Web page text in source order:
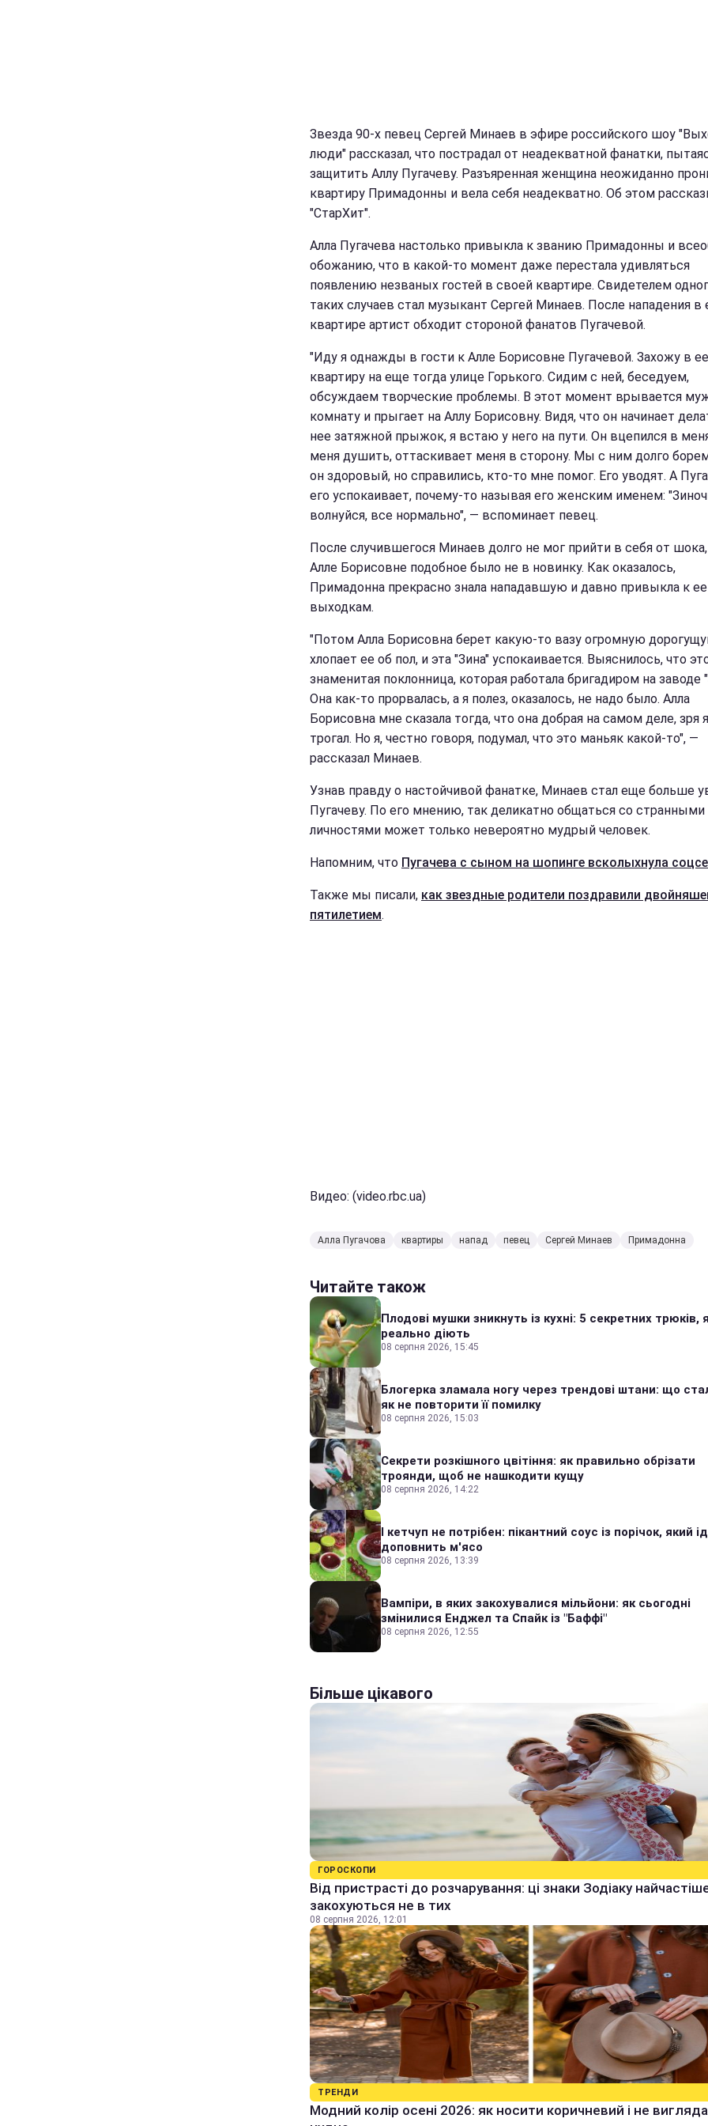
Звезда 90-х певец Сергей Минаев в эфире российского шоу
люди" рассказал, что пострадал от неадекватной фанатки,
защитить Аллу Пугачеву. Разъяренная женщина неожиданно
квартиру Примадонны и вела себя неадекватно. Об этом
"СтарХит".
Алла Пугачева настолько привыкла к званию Примадонны и
обожанию, что в какой-то момент даже перестала удивляться
появлению незваных гостей в своей квартире. Свидетелем
таких случаев стал музыкант Сергей Минаев. После нападения в
квартире артист обходит стороной фанатов Пугачевой.
"Иду я однажды в гости к Алле Борисовне Пугачевой. Захожу в ее
квартиру на еще тогда улице Горького. Сидим с ней, беседуем,
обсуждаем творческие проблемы. В этот момент врывается
комнату и прыгает на Аллу Борисовну. Видя, что он начинает
нее затяжной прыжок, я встаю у него на пути. Он вцепился в
меня душить, оттаскивает меня в сторону. Мы с ним долго
он здоровый, но справились, кто-то мне помог. Его уводят. А
его успокаивает, почему-то называя его женским именем:
волнуйся, все нормально", — вспоминает певец.
После случившегося Минаев долго не мог прийти в себя от
Алле Борисовне подобное было не в новинку. Как оказалось,
Примадонна прекрасно знала нападавшую и давно привыкла к ее
выходкам.
"Потом Алла Борисовна берет какую-то вазу огромную
хлопает ее об пол, и эта "Зина" успокаивается. Выяснилось, что
знаменитая поклонница, которая работала бригадиром на заводе
Она как-то прорвалась, а я полез, оказалось, не надо было. Алла
Борисовна мне сказала тогда, что она добрая на самом деле, зря
трогал. Но я, честно говоря, подумал, что это маньяк какой-то", —
рассказал Минаев.
Узнав правду о настойчивой фанатке, Минаев стал еще больше
Пугачеву. По его мнению, так деликатно общаться со странными
личностями может только невероятно мудрый человек.
Напомним, что Пугачева с сыном на шопинге всколыхнула
Также мы писали, как звездные родители поздравили
пятилетием.
Видео: (video.rbc.ua)
Алла Пугачова квартиры напад певец Сергей Минаев Примадонна
Читайте також
Плодові мушки зникнуть із кухні: 5 секретних трюків,
реально діють
08 серпня 2026, 15:45
Блогерка зламала ногу через трендові штани: що
як не повторити її помилку
08 серпня 2026, 15:03
Секрети розкішного цвітіння: як правильно обрізати
троянди, щоб не нашкодити кущу
08 серпня 2026, 14:22
І кетчуп не потрібен: пікантний соус із порічок, який
доповнить м'ясо
08 серпня 2026, 13:39
Вампіри, в яких закохувалися мільйони: як сьогодні
змінилися Енджел та Спайк із "Баффі"
08 серпня 2026, 12:55
Більше цікавого
ГОРОСКОПИ
Від пристрасті до розчарування: ці знаки Зодіаку
закохуються не в тих
08 серпня 2026, 12:01
ТРЕНДИ
Модний колір осені 2026: як носити коричневий і не